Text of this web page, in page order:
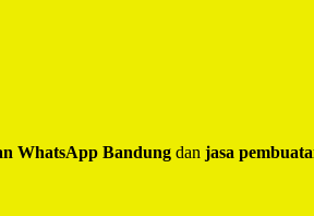
WhatsApp Bandung dan jasa